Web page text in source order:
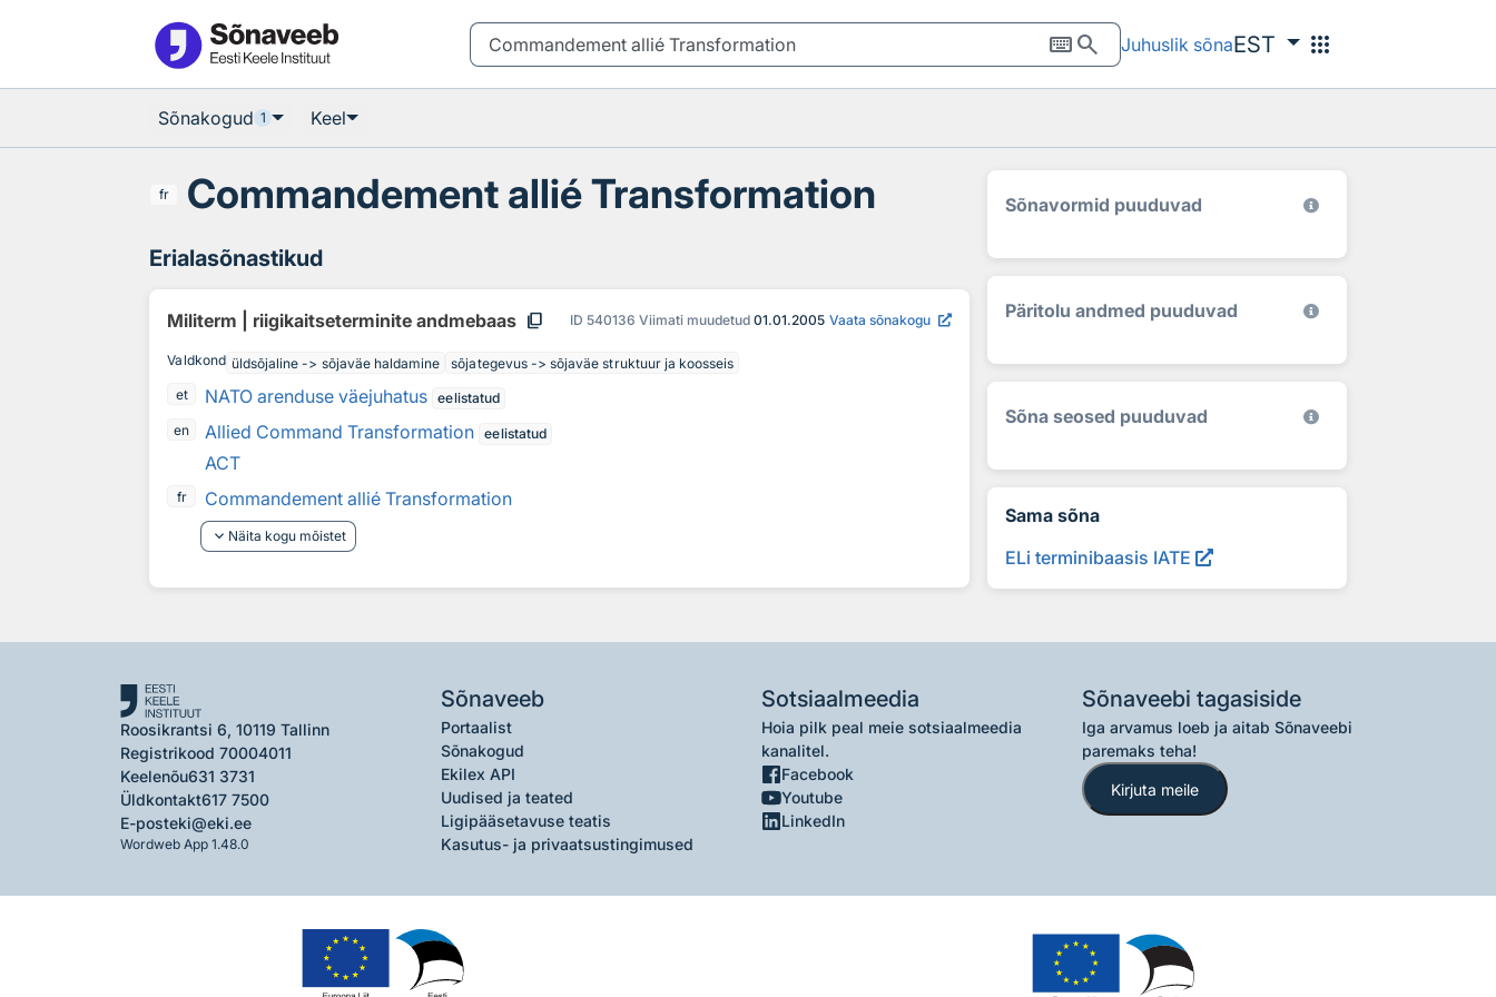
keyboardsearch Juhuslik sõnaEST apps
Sõnakogud 1 Keel
fr Commandement allié Transformation
Erialasõnastikud
Militerm | riigikaitseterminite andmebaas content_copy ID 540136 Viimati muudetud 01.01.2005 Vaata sõnakogu
Valdkond üldsõjaline -> sõjaväe haldamine
sõjategevus -> sõjaväe struktuur ja koosseis
et
NATO arenduse väejuhatus
eelistatud
en
Allied Command Transformation eelistatud
ACT
fr
Commandement allié Transformation
keyboard_arrow_down Näita kogu mõistet
Sõnavormid puuduvad
Päritolu andmed puuduvad
Sõna seosed puuduvad
Sama sõna
ELi terminibaasis IATE
Roosikrantsi 6, 10119 Tallinn
Registrikood 70004011
Keelenõu631 3731
Üldkontakt617 7500
E-posteki@eki.ee
Wordweb App 1.48.0
Sõnaveeb
Portaalist
Sõnakogud
Ekilex API
Uudised ja teated
Ligipääsetavuse teatis
Kasutus- ja privaatsustingimused
Sotsiaalmeedia
Hoia pilk peal meie sotsiaalmeedia
kanalitel.
Facebook
Youtube
LinkedIn
Sõnaveebi tagasiside
Iga arvamus loeb ja aitab Sõnaveebi
paremaks teha!
Kirjuta meile